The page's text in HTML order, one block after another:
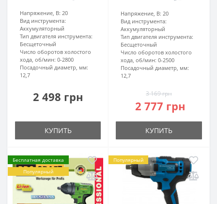
Напряжение, В: 20
Вид инструмента:
Аккумуляторный
Тип двигателя инструмента:
Бесщеточный
Число оборотов холостого
хода, об/мин: 0-2800
Посадочный диаметр, мм:
12,7
2 498 грн
КУПИТЬ
Напряжение, В: 20
Вид инструмента:
Аккумуляторный
Тип двигателя инструмента:
Бесщеточный
Число оборотов холостого
хода, об/мин: 0-2500
Посадочный диаметр, мм:
12,7
3 169 грн
2 777 грн
КУПИТЬ
Бесплатная доставка
Популярный
Популярный